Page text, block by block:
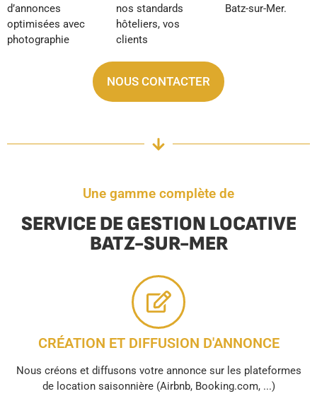
d’annonces
optimisées avec
photographie
nos standards
hôteliers, vos
clients
Batz-sur-Mer.
NOUS CONTACTER
Une gamme complète de
SERVICE DE GESTION LOCATIVE
BATZ-SUR-MER
CRÉATION ET DIFFUSION D'ANNONCE
Nous créons et diffusons votre annonce sur les plateformes
de location saisonnière (Airbnb, Booking.com, ...)